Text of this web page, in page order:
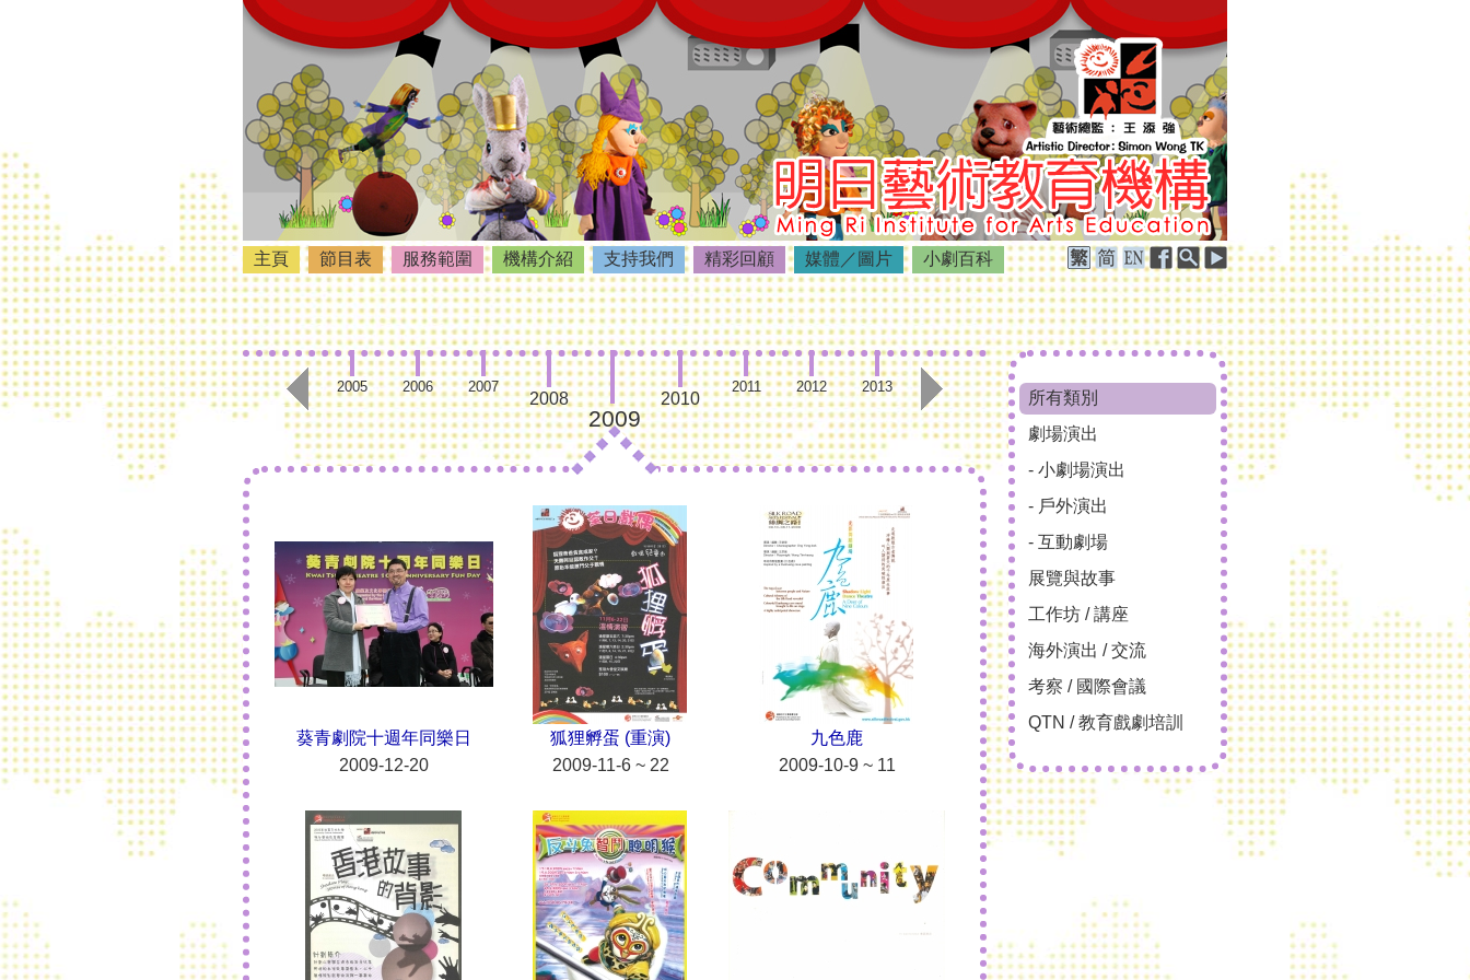
主頁 節目表 服務範圍 機構介紹 支持我們 精彩回顧 媒體／圖片 小劇百科
所有類別
劇場演出
- 小劇場演出
- 戶外演出
- 互動劇場
展覽與故事
工作坊 / 講座
海外演出 / 交流
考察 / 國際會議
QTN / 教育戲劇培訓
2005 2006 2007
2008
2009
2010
2011 2012 2013
葵青劇院十週年同樂日
2009-12-20
狐狸孵蛋 (重演)
2009-11-6 ~ 22
九色鹿
2009-10-9 ~ 11